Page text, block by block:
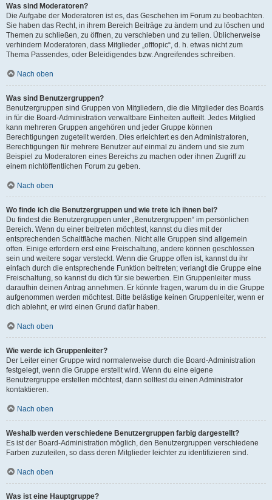
Was sind Moderatoren?
Die Aufgabe der Moderatoren ist es, das Geschehen im Forum zu beobachten.
Sie haben das Recht, in ihrem Bereich Beiträge zu ändern und zu löschen und
Themen zu schließen, zu öffnen, zu verschieben und zu teilen. Üblicherweise
verhindern Moderatoren, dass Mitglieder „offtopic“, d. h. etwas nicht zum
Thema Passendes, oder Beleidigendes bzw. Angreifendes schreiben.
Nach oben
Was sind Benutzergruppen?
Benutzergruppen sind Gruppen von Mitgliedern, die die Mitglieder des Boards
in für die Board-Administration verwaltbare Einheiten aufteilt. Jedes Mitglied
kann mehreren Gruppen angehören und jeder Gruppe können
Berechtigungen zugeteilt werden. Dies erleichtert es den Administratoren,
Berechtigungen für mehrere Benutzer auf einmal zu ändern und sie zum
Beispiel zu Moderatoren eines Bereichs zu machen oder ihnen Zugriff zu
einem nichtöffentlichen Forum zu geben.
Nach oben
Wo finde ich die Benutzergruppen und wie trete ich ihnen bei?
Du findest die Benutzergruppen unter „Benutzergruppen“ im persönlichen
Bereich. Wenn du einer beitreten möchtest, kannst du dies mit der
entsprechenden Schaltfläche machen. Nicht alle Gruppen sind allgemein
offen. Einige erfordern erst eine Freischaltung, andere können geschlossen
sein und weitere sogar versteckt. Wenn die Gruppe offen ist, kannst du ihr
einfach durch die entsprechende Funktion beitreten; verlangt die Gruppe eine
Freischaltung, so kannst du dich für sie bewerben. Ein Gruppenleiter muss
daraufhin deinen Antrag annehmen. Er könnte fragen, warum du in die Gruppe
aufgenommen werden möchtest. Bitte belästige keinen Gruppenleiter, wenn er
dich ablehnt, er wird einen Grund dafür haben.
Nach oben
Wie werde ich Gruppenleiter?
Der Leiter einer Gruppe wird normalerweise durch die Board-Administration
festgelegt, wenn die Gruppe erstellt wird. Wenn du eine eigene
Benutzergruppe erstellen möchtest, dann solltest du einen Administrator
kontaktieren.
Nach oben
Weshalb werden verschiedene Benutzergruppen farbig dargestellt?
Es ist der Board-Administration möglich, den Benutzergruppen verschiedene
Farben zuzuteilen, so dass deren Mitglieder leichter zu identifizieren sind.
Nach oben
Was ist eine Hauptgruppe?